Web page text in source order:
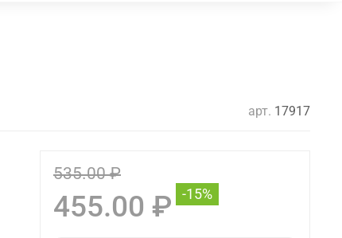
арт. 17917
535.00 ₽
455.00 ₽ -15%